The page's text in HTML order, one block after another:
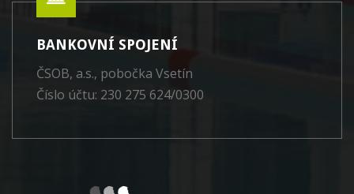
BANKOVNÍ SPOJENÍ
ČSOB, a.s., pobočka Vsetín
Číslo účtu: 230 275 624/0300